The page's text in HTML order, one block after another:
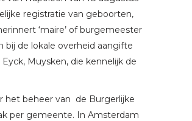
registratie van geboorten,
‘maire’ of burgemeester
bij de lokale overheid aangifte
Muysken, die kennelijk de
het beheer van de Burgerlijke
per gemeente. In Amsterdam